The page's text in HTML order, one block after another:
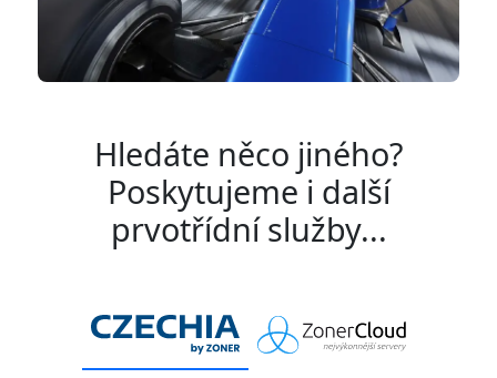
Hledáte něco jiného?
Poskytujeme i další
prvotřídní služby...